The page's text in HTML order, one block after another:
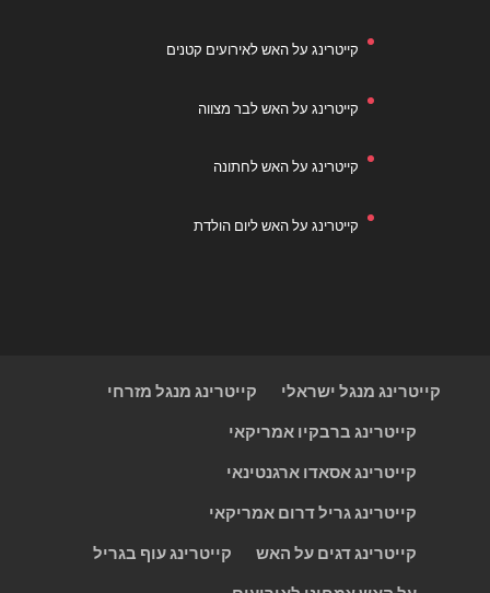
קייטרינג על האש לאירועים קטנים
קייטרינג על האש לבר מצווה
קייטרינג על האש לחתונה
קייטרינג על האש ליום הולדת
קייטרינג מנגל ישראלי קייטרינג מנגל מזרחי
קייטרינג ברבקיו אמריקאי
קייטרינג אסאדו ארגנטינאי
קייטרינג גריל דרום אמריקאי
קייטרינג דגים על האש קייטרינג עוף בגריל